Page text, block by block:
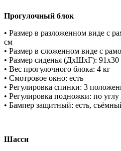
Прогулочный блок
• Размер в разложенном виде с
см
• Размер в сложенном виде с
• Размер сиденья (ДхШхГ): 91х30
• Вес прогулочного блока: 4 кг
• Смотровое окно: есть
• Регулировка спинки: 3
• Регулировка подножки: по углу
• Бампер защитный: есть,
Шасси